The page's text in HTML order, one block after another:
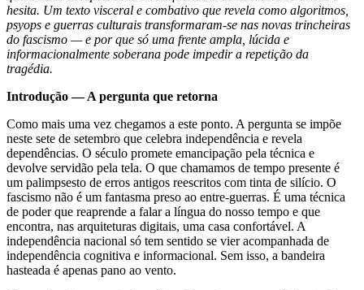
hesita. Um texto visceral e combativo que revela como algoritmos,
psyops e guerras culturais transformaram-se nas novas trincheiras
do fascismo — e por que só uma frente ampla, lúcida e
informacionalmente soberana pode impedir a repetição da
tragédia.
Introdução — A pergunta que retorna
Como mais uma vez chegamos a este ponto. A pergunta se impõe
neste sete de setembro que celebra independência e revela
dependências. O século promete emancipação pela técnica e
devolve servidão pela tela. O que chamamos de tempo presente é
um palimpsesto de erros antigos reescritos com tinta de silício. O
fascismo não é um fantasma preso ao entre-guerras. É uma técnica
de poder que reaprende a falar a língua do nosso tempo e que
encontra, nas arquiteturas digitais, uma casa confortável. A
independência nacional só tem sentido se vier acompanhada de
independência cognitiva e informacional. Sem isso, a bandeira
hasteada é apenas pano ao vento.